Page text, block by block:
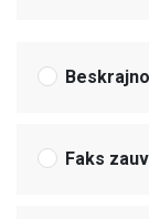
Faks